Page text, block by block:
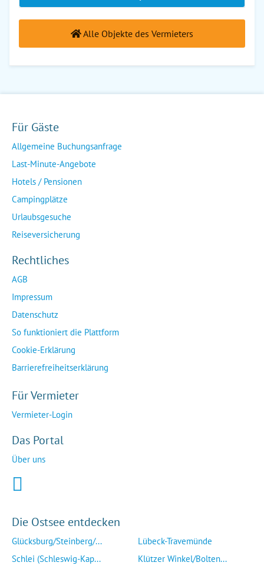
Alle Objekte des Vermieters
Für Gäste
Allgemeine Buchungsanfrage
Last-Minute-Angebote
Hotels / Pensionen
Campingplätze
Urlaubsgesuche
Reiseversicherung
Rechtliches
AGB
Impressum
Datenschutz
So funktioniert die Plattform
Cookie-Erklärung
Barrierefreiheitserklärung
Für Vermieter
Vermieter-Login
Das Portal
Über uns
Die Ostsee entdecken
Glücksburg/Steinberg/...
Schlei (Schleswig-Kap...
Lübeck-Travemünde
Klützer Winkel/Bolten...